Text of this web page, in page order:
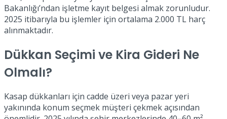
Bakanlığı’ndan işletme kayıt belgesi almak zorunludur.
2025 itibarıyla bu işlemler için ortalama 2.000 TL harç
alınmaktadır.
Dükkan Seçimi ve Kira Gideri Ne
Olmalı?
Kasap dükkanları için cadde üzeri veya pazar yeri
yakınında konum seçmek müşteri çekmek açısından